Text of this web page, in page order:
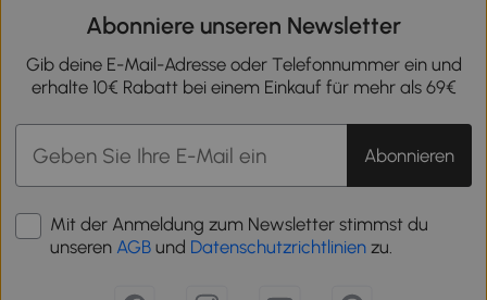
Abonniere unseren Newsletter
Gib deine E-Mail-Adresse oder Telefonnummer ein und
erhalte 10€ Rabatt bei einem Einkauf für mehr als 69€
Abonnieren
Mit der Anmeldung zum Newsletter stimmst du
unseren AGB und Datenschutzrichtlinien zu.